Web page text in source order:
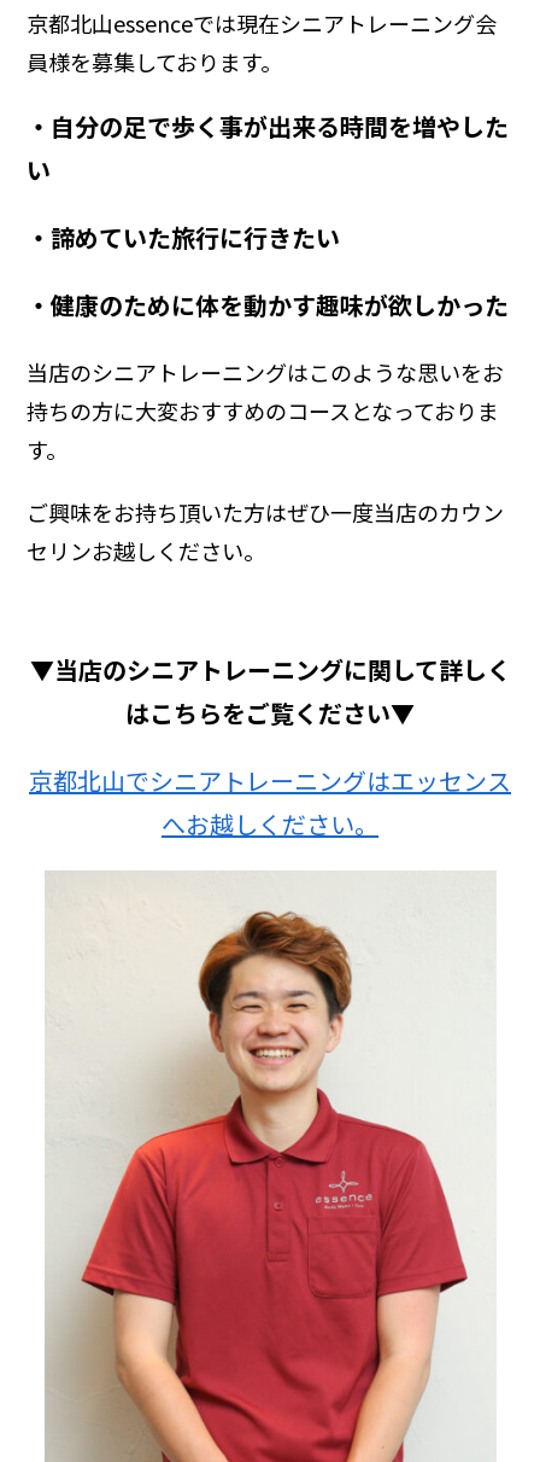
京都北山essenceでは現在シニアトレーニング会
員様を募集しております。
・自分の足で歩く事が出来る時間を増やした
い
・諦めていた旅行に行きたい
・健康のために体を動かす趣味が欲しかった
当店のシニアトレーニングはこのような思いをお
持ちの方に大変おすすめのコースとなっておりま
す。
ご興味をお持ち頂いた方はぜひ一度当店のカウン
セリンお越しください。
▼当店のシニアトレーニングに関して詳しく
はこちらをご覧ください▼
京都北山でシニアトレーニングはエッセンス
へお越しください。